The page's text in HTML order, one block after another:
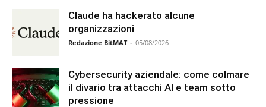
Claude ha hackerato alcune
organizzazioni
Redazione BitMAT - 05/08/2026
Cybersecurity aziendale: come colmare
il divario tra attacchi AI e team sotto
pressione